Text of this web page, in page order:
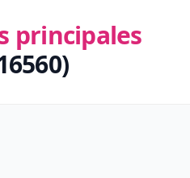
principales